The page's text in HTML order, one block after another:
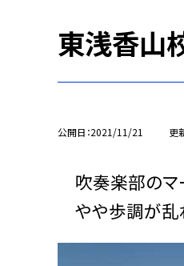
東浅香山
公開日 2021/11/21 更
吹奏楽部のマ
やや歩調が乱